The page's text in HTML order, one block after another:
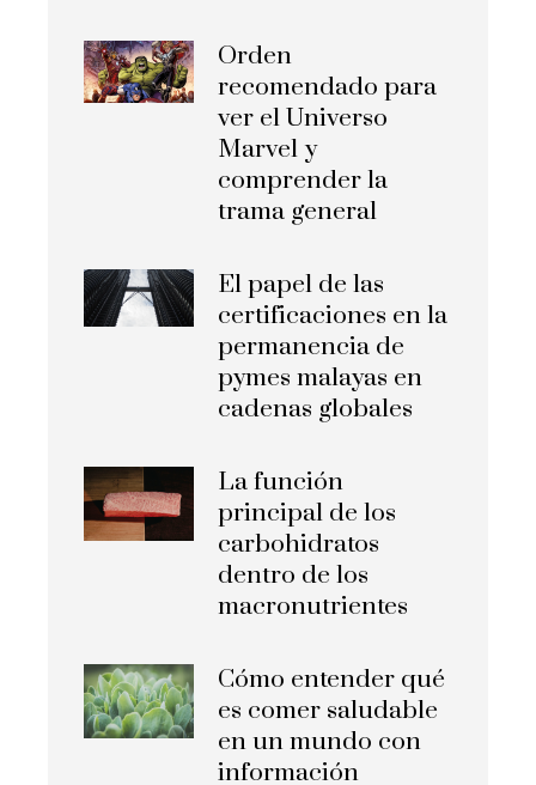
Orden
recomendado para
ver el Universo
Marvel y
comprender la
trama general
El papel de las
certificaciones en la
permanencia de
pymes malayas en
cadenas globales
La función
principal de los
carbohidratos
dentro de los
macronutrientes
Cómo entender qué
es comer saludable
en un mundo con
información